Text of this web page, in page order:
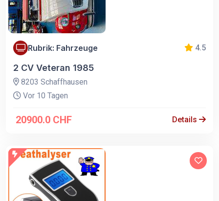
Rubrik: Fahrzeuge 4.5
2 CV Veteran 1985
8203 Schaffhausen
Vor 10 Tagen
20900.0 CHF Details